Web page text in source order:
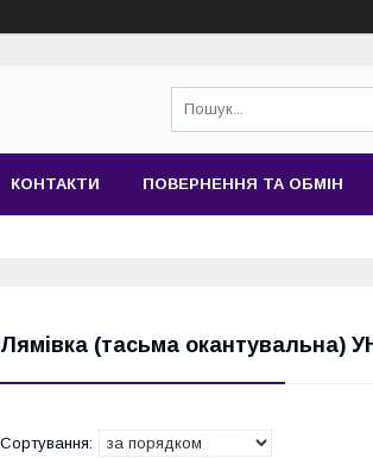
КОНТАКТИ ПОВЕРНЕННЯ ТА ОБМІН
Лямівка (тасьма окантувальна)